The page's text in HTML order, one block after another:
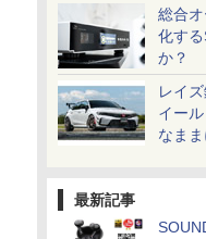
総合
化す
か？
レイ
イー
なま
最新記事